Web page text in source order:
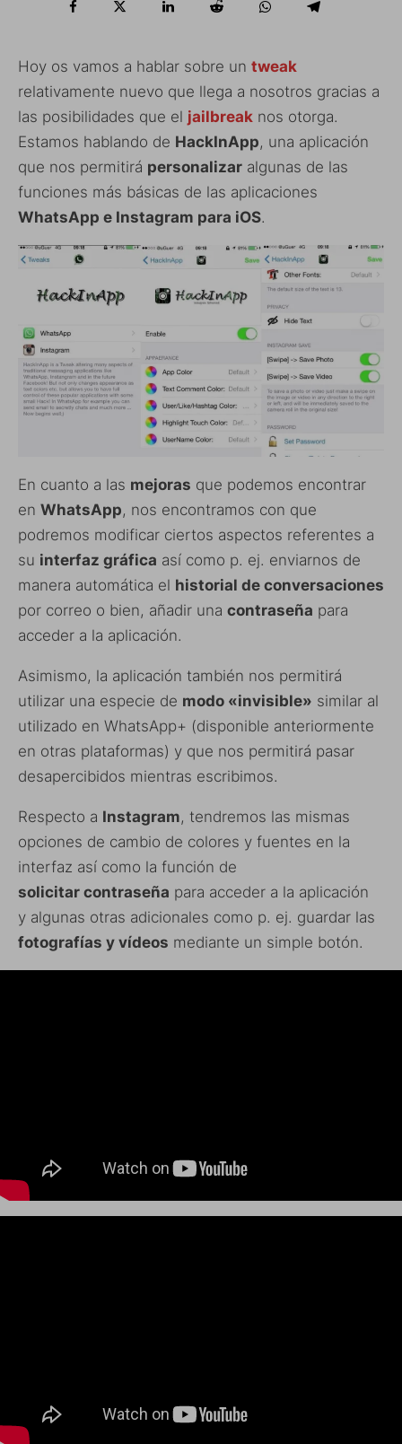
Hoy os vamos a hablar sobre un tweak
relativamente nuevo que llega a nosotros gracias a
las posibilidades que el jailbreak nos otorga.
Estamos hablando de HackInApp, una aplicación
que nos permitirá personalizar algunas de las
funciones más básicas de las aplicaciones
WhatsApp e Instagram para iOS.
En cuanto a las mejoras que podemos encontrar
en WhatsApp, nos encontramos con que
podremos modificar ciertos aspectos referentes a
su interfaz gráfica así como p. ej. enviarnos de
manera automática el historial de conversaciones
por correo o bien, añadir una contraseña para
acceder a la aplicación.
Asimismo, la aplicación también nos permitirá
utilizar una especie de modo «invisible» similar al
utilizado en WhatsApp+ (disponible anteriormente
en otras plataformas) y que nos permitirá pasar
desapercibidos mientras escribimos.
Respecto a Instagram, tendremos las mismas
opciones de cambio de colores y fuentes en la
interfaz así como la función de
solicitar contraseña para acceder a la aplicación
y algunas otras adicionales como p. ej. guardar las
fotografías y vídeos mediante un simple botón.